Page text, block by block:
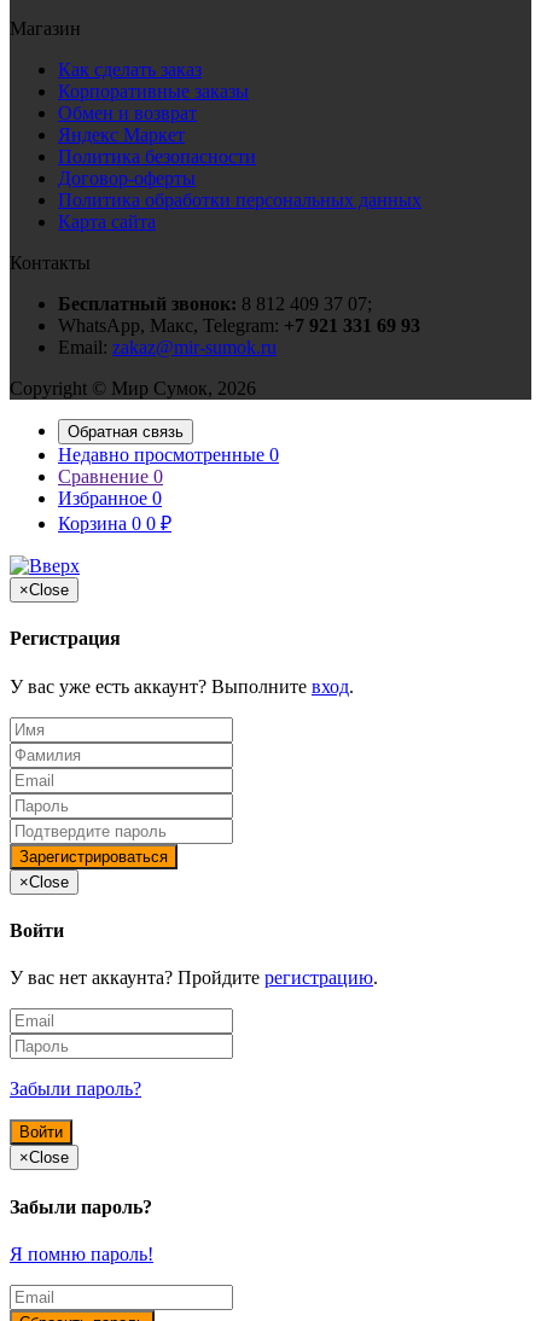
Магазин
Как сделать заказ
Корпоративные заказы
Обмен и возврат
Яндекс Маркет
Политика безопасности
Договор-оферты
Политика обработки персональных данных
Карта сайта
Контакты
Бесплатный звонок: 8 812 409 37 07;
WhatsApp, Макс, Telegram: +7 921 331 69 93
Email: zakaz@mir-sumok.ru
Copyright © Мир Сумок, 2026
Обратная связь
Недавно просмотренные 0
Сравнение 0
Избранное 0
Корзина 0 0 ₽
×Close
Регистрация
У вас уже есть аккаунт? Выполните вход.
×Close
Войти
У вас нет аккаунта? Пройдите регистрацию.
Забыли пароль?
×Close
Забыли пароль?
Я помню пароль!